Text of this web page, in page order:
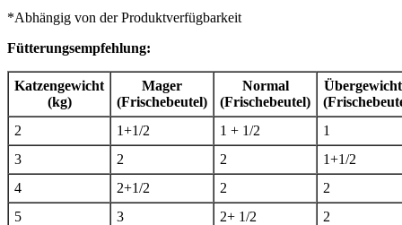
*Abhängig von der Produktverfügbarkeit
Fütterungsempfehlung:
Katzengewicht
(kg)
Mager
(Frischebeutel)
Normal
(Frischebeutel)
2
1+1/2 1 + 1/2
1
3
2 2
1+1/2
4
2+1/2 2
2
5
3 2+ 1/2
2